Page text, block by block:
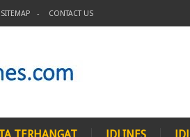
SITEMAP CONTACT US